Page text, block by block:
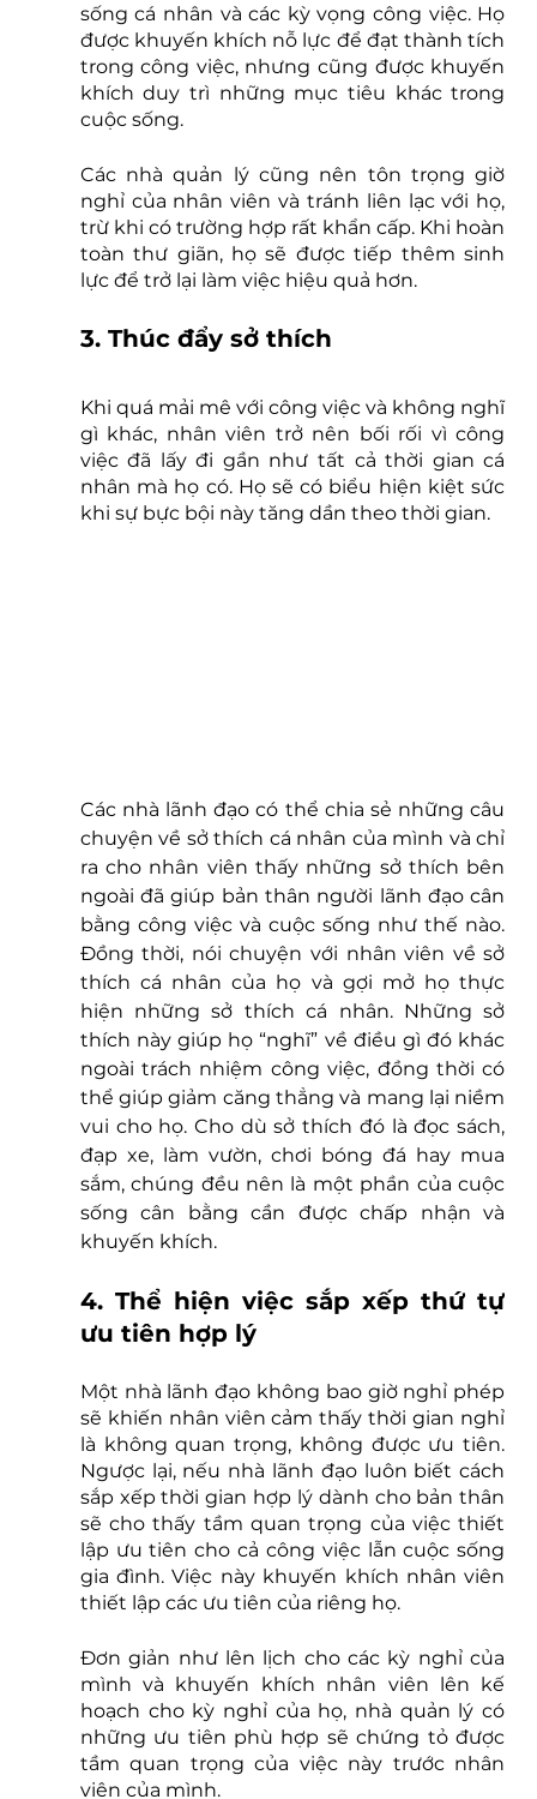
sống cá nhân và các kỳ vọng công việc. Họ
được khuyến khích nỗ lực để đạt thành tích
trong công việc, nhưng cũng được khuyến
khích duy trì những mục tiêu khác trong
cuộc sống.
Các nhà quản lý cũng nên tôn trọng giờ
nghỉ của nhân viên và tránh liên lạc với họ,
trừ khi có trường hợp rất khẩn cấp. Khi hoàn
toàn thư giãn, họ sẽ được tiếp thêm sinh
lực để trở lại làm việc hiệu quả hơn.
3. Thúc đẩy sở thích
Khi quá mải mê với công việc và không nghĩ
gì khác, nhân viên trở nên bối rối vì công
việc đã lấy đi gần như tất cả thời gian cá
nhân mà họ có. Họ sẽ có biểu hiện kiệt sức
khi sự bực bội này tăng dần theo thời gian.
Các nhà lãnh đạo có thể chia sẻ những câu
chuyện về sở thích cá nhân của mình và chỉ
ra cho nhân viên thấy những sở thích bên
ngoài đã giúp bản thân người lãnh đạo cân
bằng công việc và cuộc sống như thế nào.
Đồng thời, nói chuyện với nhân viên về sở
thích cá nhân của họ và gợi mở họ thực
hiện những sở thích cá nhân. Những sở
thích này giúp họ “nghĩ” về điều gì đó khác
ngoài trách nhiệm công việc, đồng thời có
thể giúp giảm căng thẳng và mang lại niềm
vui cho họ. Cho dù sở thích đó là đọc sách,
đạp xe, làm vườn, chơi bóng đá hay mua
sắm, chúng đều nên là một phần của cuộc
sống cân bằng cần được chấp nhận và
khuyến khích.
4. Thể hiện việc sắp xếp thứ tự
ưu tiên hợp lý
Một nhà lãnh đạo không bao giờ nghỉ phép
sẽ khiến nhân viên cảm thấy thời gian nghỉ
là không quan trọng, không được ưu tiên.
Ngược lại, nếu nhà lãnh đạo luôn biết cách
sắp xếp thời gian hợp lý dành cho bản thân
sẽ cho thấy tầm quan trọng của việc thiết
lập ưu tiên cho cả công việc lẫn cuộc sống
gia đình. Việc này khuyến khích nhân viên
thiết lập các ưu tiên của riêng họ.
Đơn giản như lên lịch cho các kỳ nghỉ của
mình và khuyến khích nhân viên lên kế
hoạch cho kỳ nghỉ của họ, nhà quản lý có
những ưu tiên phù hợp sẽ chứng tỏ được
tầm quan trọng của việc này trước nhân
viên của mình.